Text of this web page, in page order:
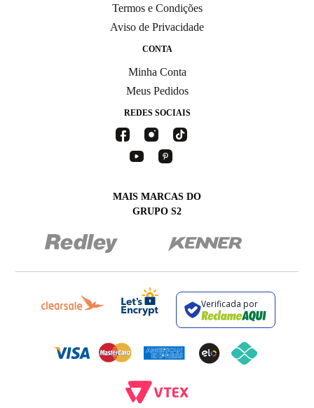
Termos e Condições
Aviso de Privacidade
CONTA
Minha Conta
Meus Pedidos
REDES SOCIAIS
MAIS MARCAS DO
GRUPO S2
Verificada por